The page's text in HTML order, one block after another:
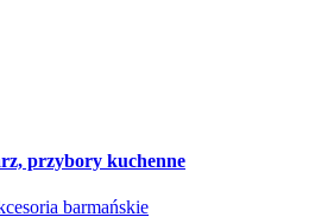
przybory kuchenne
barmańskie